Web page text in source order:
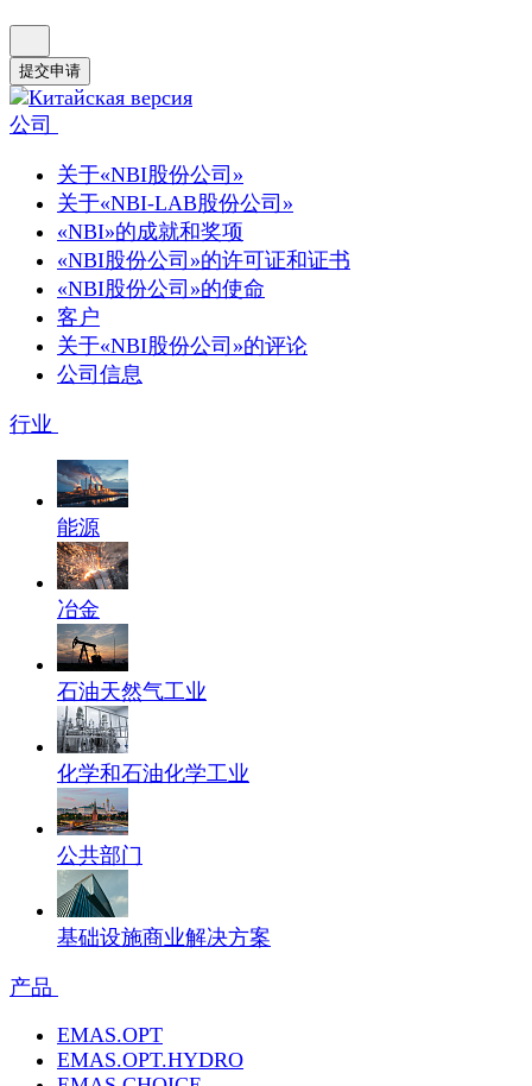
提交申请
公司
关于«NBI股份公司»
关于«NBI-LAB股份公司»
«NBI»的成就和奖项
«NBI股份公司»的许可证和证书
«NBI股份公司»的使命
客户
关于«NBI股份公司»的评论
公司信息
行业
能源
冶金
石油天然气工业
化学和石油化学工业
公共部门
基础设施商业解决方案
产品
EMAS.OPT
EMAS.OPT.HYDRO